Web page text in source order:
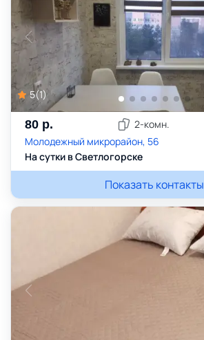
5(1)
80 р. 2-комн.
Молодежный микрорайон, 56
На сутки в Светлогорске
Показать контакты